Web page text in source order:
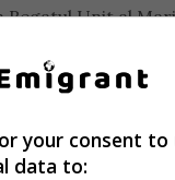
Regatul Unit al
domeniu.
your consent to
data to: